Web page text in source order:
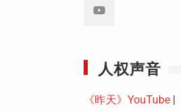
人权声音
《昨天》YouTube |